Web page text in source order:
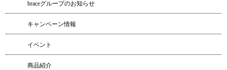
braceグループのお知らせ
キャンペーン情報
イベント
商品紹介